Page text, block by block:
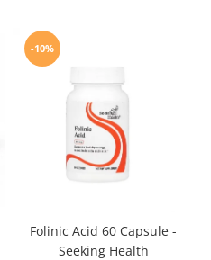
-10%
Folinic Acid 60 Capsule -
Seeking Health